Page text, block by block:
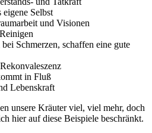
Selbst
und Visionen
Schmerzen, schaffen eine gute
in Fluß
Lebenskraft
unsere Kräuter viel, viel mehr, doch
hier auf diese Beispiele beschränkt.